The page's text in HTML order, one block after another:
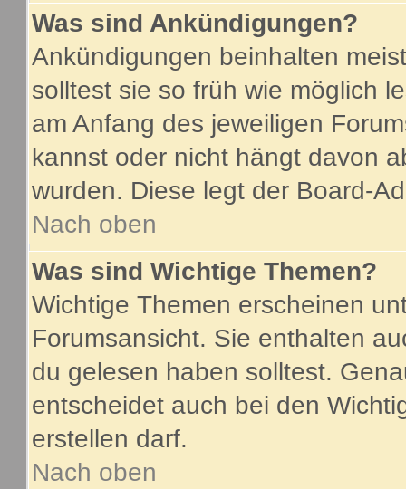
Was sind Ankündigungen?
Ankündigungen beinhalten
solltest sie so früh wie möglich
am Anfang des jeweiligen
kannst oder nicht hängt davon
wurden. Diese legt der Board-
Nach oben
Was sind Wichtige Themen?
Wichtige Themen erscheinen
Forumsansicht. Sie enthalten
du gelesen haben solltest.
entscheidet auch bei den
erstellen darf.
Nach oben